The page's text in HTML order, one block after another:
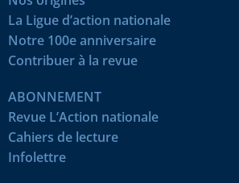
La Ligue d’action nationale
Notre 100e anniversaire
Contribuer à la revue
ABONNEMENT
Revue L’Action nationale
Cahiers de lecture
Infolettre